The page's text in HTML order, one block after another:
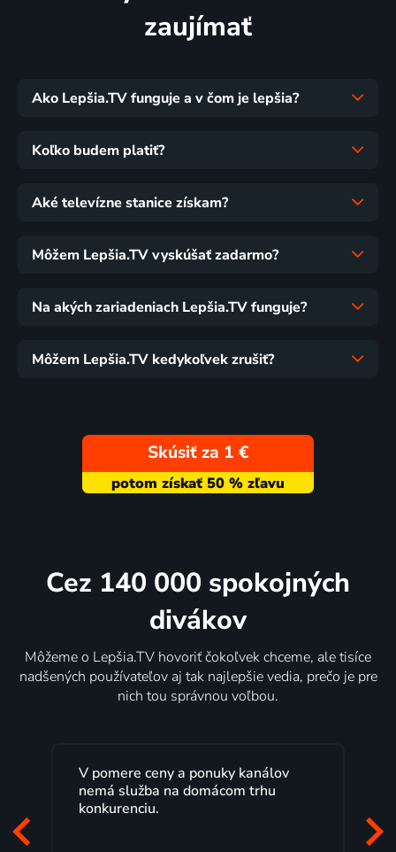
zaujímať
Ako Lepšia.TV funguje a v čom je lepšia?
Koľko budem platiť?
Aké televízne stanice získam?
Môžem Lepšia.TV vyskúšať zadarmo?
Na akých zariadeniach Lepšia.TV funguje?
Môžem Lepšia.TV kedykoľvek zrušiť?
Skúsiť za 1 €
Cez 140 000 spokojných
divákov
Môžeme o Lepšia.TV hovoriť čokoľvek chceme, ale tisíce
nadšených používateľov aj tak najlepšie vedia, prečo je pre
nich tou správnou voľbou.
ceny a ponuky kanálov
služba na domácom trhu
pozerať, kedy
to, čo mi